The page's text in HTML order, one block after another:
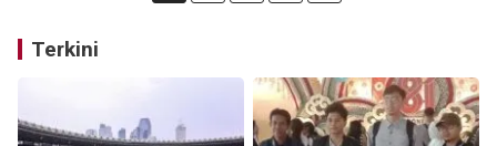
Terkini